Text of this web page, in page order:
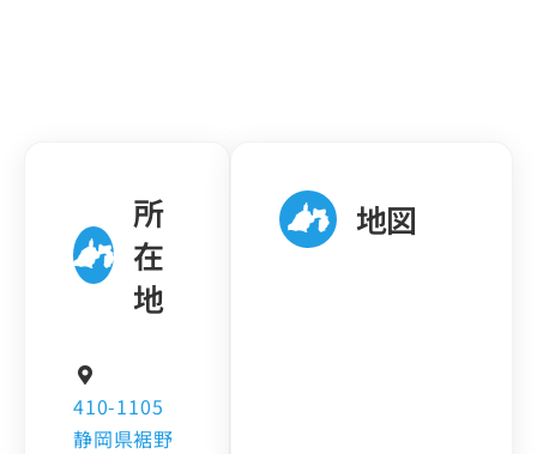
所
在
地
410-1105
静岡県裾野
地図